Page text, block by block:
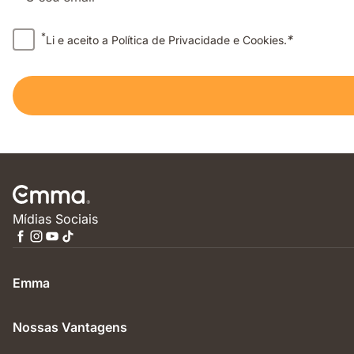
*Li e aceito a Política de Privacidade e Cookies.*
Mídias Sociais
Emma
Nossas Vantagens